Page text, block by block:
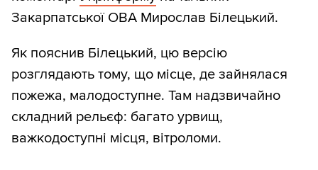
Закарпатської ОВА Мирослав Білецький.
Як пояснив Білецький, цю версію
розглядають тому, що місце, де зайнялася
пожежа, малодоступне. Там надзвичайно
складний рельєф: багато урвищ,
важкодоступні місця, вітроломи.